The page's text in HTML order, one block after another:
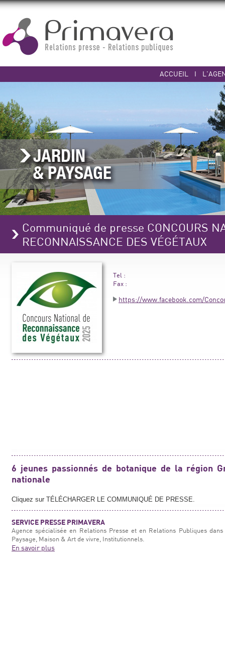
ACCUEIL I
Communiqué de presse CONCOURS
RECONNAISSANCE DES VÉGÉTAUX
Tel :
Fax :
https://www.facebook.com/
6 jeunes passionnés de botanique de la région
nationale
Cliquez sur TÉLÉCHARGER LE COMMUNIQUÉ DE PRESSE.
SERVICE PRESSE PRIMAVERA
Agence spécialisée en Relations Presse et en Relations Publiques
Paysage, Maison & Art de vivre, Institutionnels.
En savoir plus